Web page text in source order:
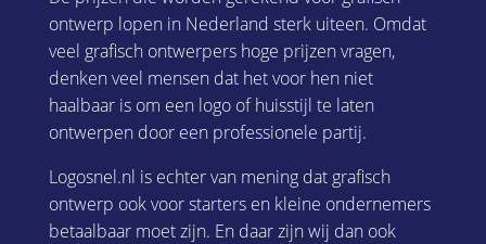
ontwerp lopen in Nederland sterk uiteen. Omdat
veel grafisch ontwerpers hoge prijzen vragen,
denken veel mensen dat het voor hen niet
haalbaar is om een logo of huisstijl te laten
ontwerpen door een professionele partij.
Logosnel.nl is echter van mening dat grafisch
ontwerp ook voor starters en kleine ondernemers
betaalbaar moet zijn. En daar zijn wij dan ook